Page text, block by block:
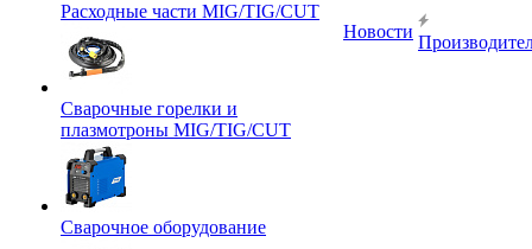
Расходные части MIG/TIG/CUT
Сварочные горелки и
плазмотроны MIG/TIG/CUT
Сварочное оборудование
Новости